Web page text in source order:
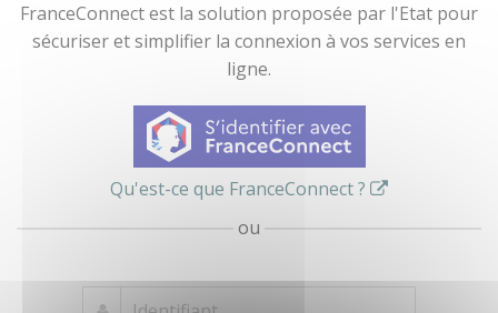
FranceConnect est la solution proposée par l'Etat pour
sécuriser et simplifier la connexion à vos services en
ligne.
Qu'est-ce que FranceConnect ?
ou